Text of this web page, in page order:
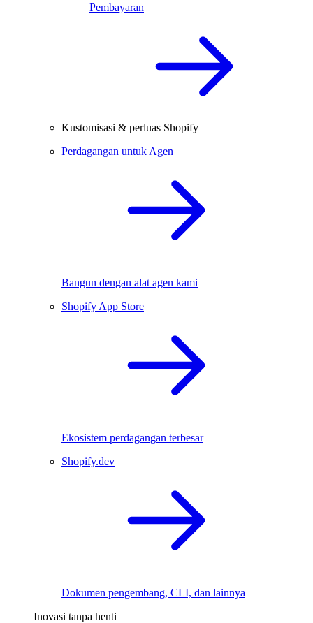
Pembayaran
Kustomisasi & perluas Shopify
Perdagangan untuk Agen
Bangun dengan alat agen kami
Shopify App Store
Ekosistem perdagangan terbesar
Shopify.dev
Dokumen pengembang, CLI, dan lainnya
Inovasi tanpa henti